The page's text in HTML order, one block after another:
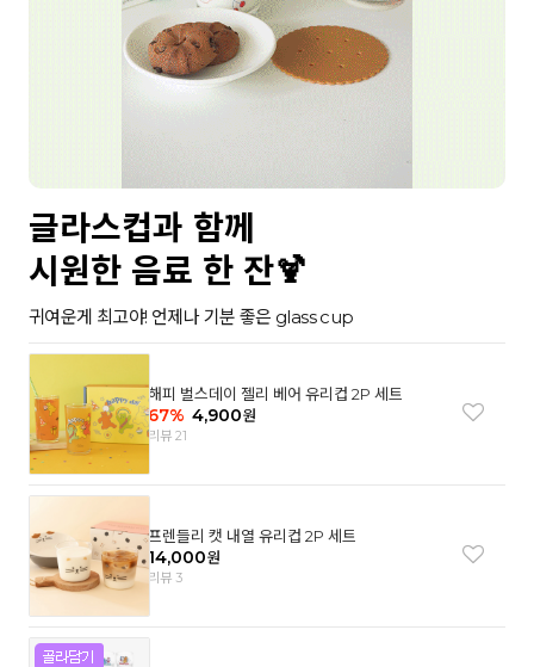
글라스컵과 함께
시원한 음료 한 잔🍹
귀여운게 최고야! 언제나 기분 좋은 glass cup
해피 벌스데이 젤리 베어 유리컵 2P 세트
67% 4,900원
리뷰 21
프렌들리 캣 내열 유리컵 2P 세트
14,000원
리뷰 3